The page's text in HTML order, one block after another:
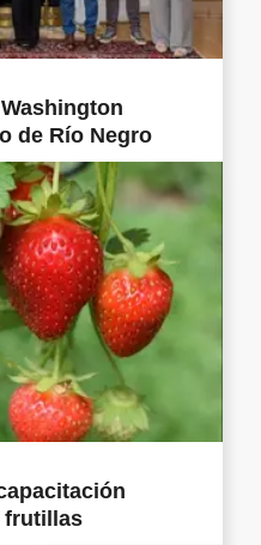
de Río Negro
frutillas